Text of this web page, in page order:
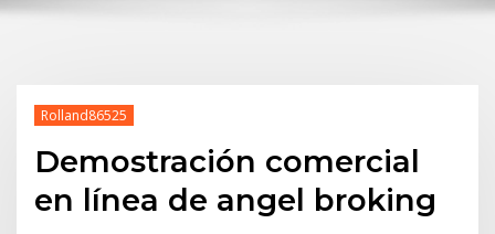
Rolland86525
Demostración comercial
en línea de angel broking